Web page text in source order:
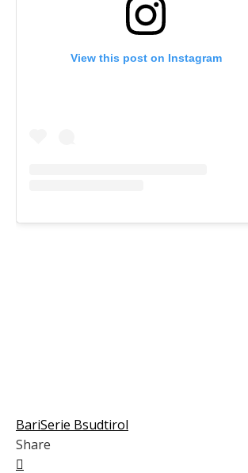
View this post on Instagram
BariSerie Bsudtirol
Share
Facebook
Twitter
LinkedIn
Pinterest